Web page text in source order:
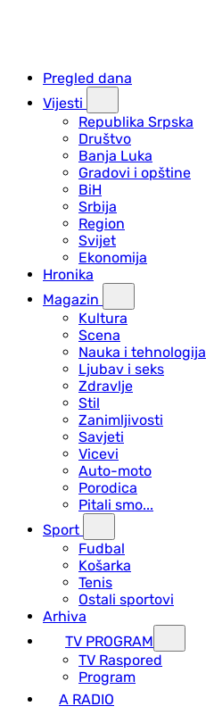
Pregled dana
Vijesti
Republika Srpska
Društvo
Banja Luka
Gradovi i opštine
BiH
Srbija
Region
Svijet
Ekonomija
Hronika
Magazin
Kultura
Scena
Nauka i tehnologija
Ljubav i seks
Zdravlje
Stil
Zanimljivosti
Savjeti
Vicevi
Auto-moto
Porodica
Pitali smo...
Sport
Fudbal
Košarka
Tenis
Ostali sportovi
Arhiva
TV PROGRAM
ТV Raspored
Program
A RADIO